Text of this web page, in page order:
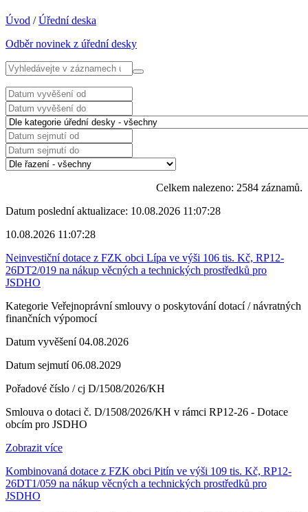
Úvod /Úřední deska
Odběr novinek z úřední desky
Celkem nalezeno: 2584 záznamů.
Datum poslední aktualizace: 10.08.2026 11:07:28
10.08.2026 11:07:28
Neinvestiční dotace z FZK obci Lípa ve výši 106 tis. Kč, RP12-
26DT2/019 na nákup věcných a technických prostředků pro
JSDHO
Kategorie Veřejnoprávní smlouvy o poskytování dotací / návratných
finančních výpomocí
Datum vyvěšení04.08.2026
Datum sejmutí06.08.2029
Pořadové číslo / cj D/1508/2026/KH
Smlouva o dotaci č. D/1508/2026/KH v rámci RP12-26 - Dotace
obcím pro JSDHO
Zobrazit více
Kombinovaná dotace z FZK obci Pitín ve výši 109 tis. Kč, RP12-
26DT1/059 na nákup věcných a technických prostředků pro
JSDHO